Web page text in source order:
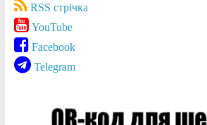
RSS стрічка
YouTube
Facebook
Telegram